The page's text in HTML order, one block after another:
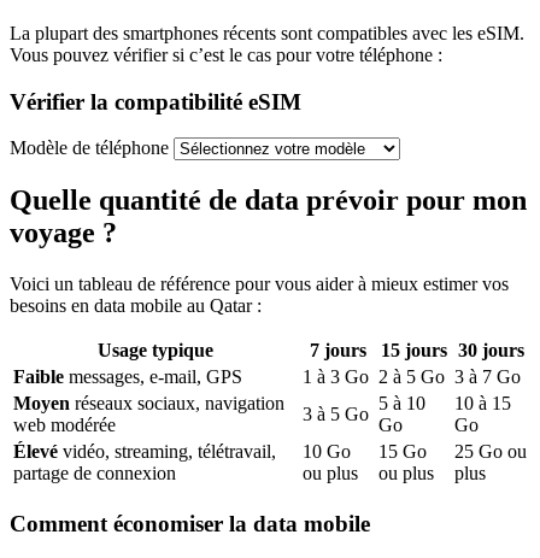
La plupart des smartphones récents sont compatibles avec les eSIM.
Vous pouvez vérifier si c’est le cas pour votre téléphone :
Vérifier la compatibilité eSIM
Modèle de téléphone
Quelle quantité de data prévoir pour mon
voyage ?
Voici un tableau de référence pour vous aider à mieux estimer vos
besoins en data mobile au Qatar:
Usage typique 7 jours 15 jours 30jours
Faible messages, e-mail, GPS 1 à 3 Go 2 à 5 Go 3 à 7 Go
Moyen réseaux sociaux, navigation
web modérée
3 à 5 Go
5 à 10
Go
10 à 15
Go
Élevé vidéo, streaming, télétravail,
partage de connexion
10 Go
ou plus
15 Go
ou plus
25 Go ou
plus
Comment économiser la data mobile